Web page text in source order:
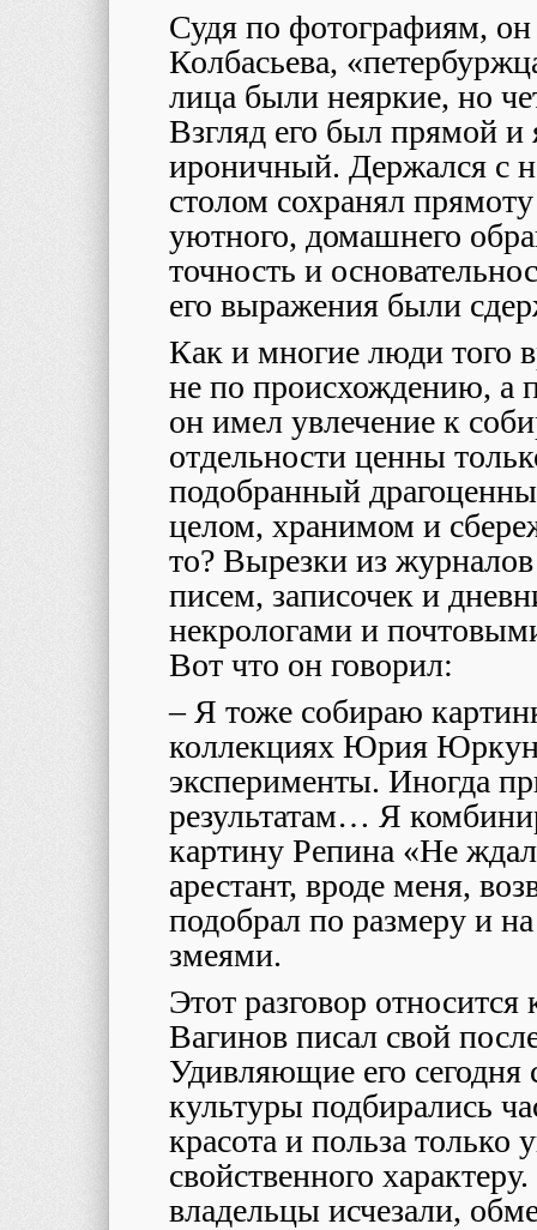
Судя по фотографиям,
Колбасьева,
лица были неяркие, но
Взгляд его был прямой и
ироничный. Держался с
столом сохранял
уютного, домашнего
точность и
его выражения были
Как и многие люди того
не по происхождению, а
он имел увлечение к
отдельности ценны
подобранный
целом, хранимом и
то? Вырезки из
писем, записочек и
некрологами и
Вот что он говорил:
– Я тоже собираю
коллекциях Юрия
эксперименты. Иногда
результатам… Я
картину Репина «Не
арестант, вроде меня,
подобрал по размеру и
змеями.
Этот разговор
Вагинов писал свой
Удивляющие его
культуры подбирались
красота и польза только
свойственного
владельцы исчезали,